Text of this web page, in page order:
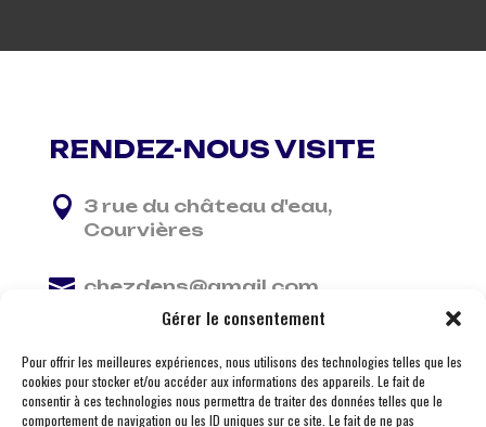
Gérer le consentement
Pour offrir les meilleures expériences, nous utilisons des technologies telles que les
cookies pour stocker et/ou accéder aux informations des appareils. Le fait de
consentir à ces technologies nous permettra de traiter des données telles que le
comportement de navigation ou les ID uniques sur ce site. Le fait de ne pas
RENDEZ-NOUS VISITE
 3 rue du château d'eau,
Courvières
 chezdens@gmail.com